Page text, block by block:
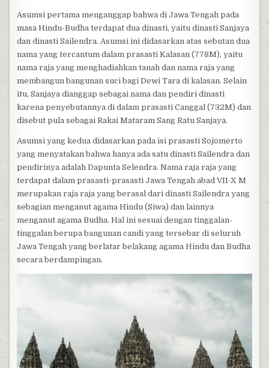
Asumsi pertama menganggap bahwa di Jawa Tengah pada
masa Hindu-Budha terdapat dua dinasti, yaitu dinasti Sanjaya
dan dinasti Sailendra. Asumsi ini didasarkan atas sebutan dua
nama yang tercantum dalam prasasti Kalasan (778M), yaitu
nama raja yang menghadiahkan tanah dan nama raja yang
membangun bangunan suci bagi Dewi Tara di kalasan. Selain
itu, Sanjaya dianggap sebagai nama dan pendiri dinasti
karena penyebutannya di dalam prasasti Canggal (732M) dan
disebut pula sebagai Rakai Mataram Sang Ratu Sanjaya.
Asumsi yang kedua didasarkan pada isi prasasti Sojomerto
yang menyatakan bahwa hanya ada satu dinasti Sailendra dan
pendirinya adalah Dapunta Selendra. Nama raja raja yang
terdapat dalam prasasti-prasasti Jawa Tengah abad VII-X M
merupakan raja raja yang berasal dari dinasti Sailendra yang
sebagian menganut agama Hindu (Siwa) dan lainnya
menganut agama Budha. Hal ini sesuai dengan tinggalan-
tinggalan berupa bangunan candi yang tersebar di seluruh
Jawa Tengah yang berlatar belakang agama Hindu dan Budha
secara berdampingan.